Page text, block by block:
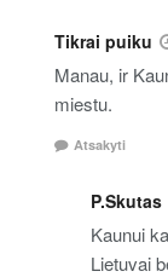
Tikrai puiku
Manau, ir
miestu.
Atsakyti
P.Skutas
Kaunui
Lietuvai